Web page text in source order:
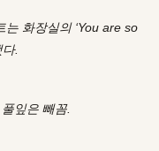
화장실의 ‘You are so
.
잎은 빼꼼.